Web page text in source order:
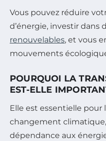
Vous pouvez réduire
d’énergie, investir dans
renouvelables, et vous
mouvements
POURQUOI LA
EST-ELLE
Elle est essentielle
changement
dépendance aux